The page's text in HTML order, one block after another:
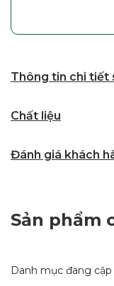
Thông tin chi tiết
Chất liệu
Đánh giá khách
Sản phẩm
Danh mục đang